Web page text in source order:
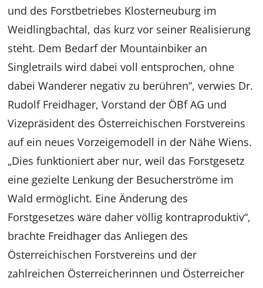
und des Forstbetriebes Klosterneuburg im
Weidlingbachtal, das kurz vor seiner Realisierung
steht. Dem Bedarf der Mountainbiker an
Singletrails wird dabei voll entsprochen, ohne
dabei Wanderer negativ zu berühren“, verwies Dr.
Rudolf Freidhager, Vorstand der ÖBf AG und
Vizepräsident des Österreichischen Forstvereins
auf ein neues Vorzeigemodell in der Nähe Wiens.
„Dies funktioniert aber nur, weil das Forstgesetz
eine gezielte Lenkung der Besucherströme im
Wald ermöglicht. Eine Änderung des
Forstgesetzes wäre daher völlig kontraproduktiv“,
brachte Freidhager das Anliegen des
Österreichischen Forstvereins und der
zahlreichen Österreicherinnen und Österreicher